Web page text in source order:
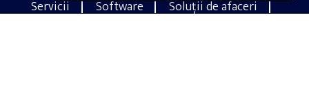
Servicii Software
Soluții de afaceri
Cookie-uri